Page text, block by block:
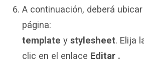
A continuación, deberá
página:
template y stylesheet. Elija
clic en el enlace Editar .